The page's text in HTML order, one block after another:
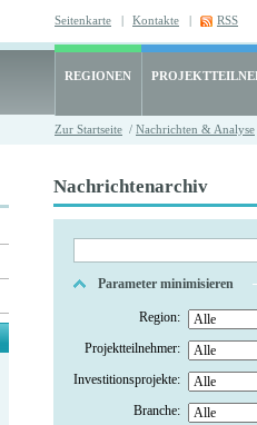
Seitenkarte | Kontakte | RSS
REGIONEN
Zur Startseite / Nachrichten & Analyse
Nachrichtenarchiv
Parameter minimisieren
Region:
Projektteilnehmer:
Investitionsprojekte:
Branche: